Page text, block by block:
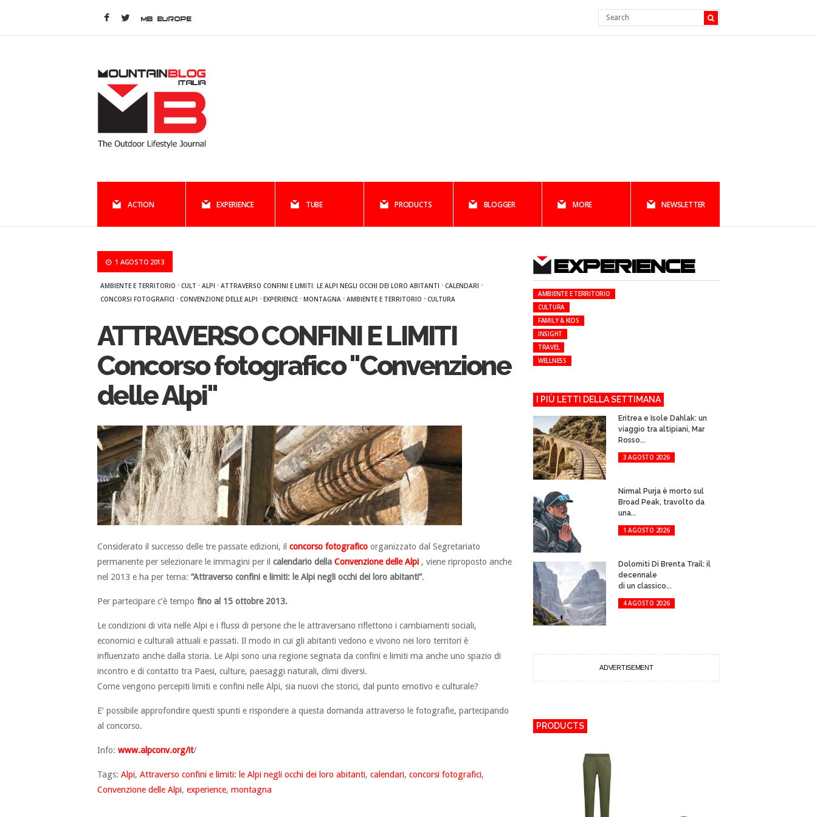
MB EUROPE
ACTION EXPERIENCE TUBE PRODUCTS BLOGGER MORE NEWSLETTER
1 AGOSTO 2013
AMBIENTE E TERRITORIO · CULT · ALPI · ATTRAVERSO CONFINI E LIMITI: LE ALPI NEGLI OCCHI DEI LORO ABITANTI · CALENDARI ·
CONCORSI FOTOGRAFICI · CONVENZIONE DELLE ALPI · EXPERIENCE · MONTAGNA · AMBIENTE E TERRITORIO · CULTURA
ATTRAVERSO CONFINI E LIMITI
Concorso fotografico "Convenzione
delle Alpi"
Considerato il successo delle tre passate edizioni, il concorso fotografico organizzato dal Segretariato
permanente per selezionare le immagini per il calendario della Convenzione delle Alpi , viene riproposto anche
nel 2013 e ha per tema: “Attraverso confini e limiti: le Alpi negli occhi dei loro abitanti”.
Per partecipare c’è tempo fino al 15 ottobre 2013.
Le condizioni di vita nelle Alpi e i flussi di persone che le attraversano riflettono i cambiamenti sociali,
economici e culturali attuali e passati. Il modo in cui gli abitanti vedono e vivono nei loro territori è
influenzato anche dalla storia. Le Alpi sono una regione segnata da confini e limiti ma anche uno spazio di
incontro e di contatto tra Paesi, culture, paesaggi naturali, climi diversi.
Come vengono percepiti limiti e confini nelle Alpi, sia nuovi che storici, dal punto emotivo e culturale?
E’ possibile approfondire questi spunti e rispondere a questa domanda attraverso le fotografie, partecipando
al concorso.
Info: www.alpconv.org/it/
Tags: Alpi, Attraverso confini e limiti: le Alpi negli occhi dei loro abitanti, calendari, concorsi fotografici,
Convenzione delle Alpi, experience, montagna
EXPERIENCE
AMBIENTE E TERRITORIO
CULTURA
FAMILY & KIDS
INSIGHT
TRAVEL
WELLNESS
I PIÙ LETTI DELLA SETTIMANA
Eritrea e Isole Dahlak: un
viaggio tra altipiani, Mar
Rosso...
3 AGOSTO 2026
Nirmal Purja è morto sul
Broad Peak, travolto da
una...
1 AGOSTO 2026
Dolomiti Di Brenta Trail: il
decennale
di un classico...
4 AGOSTO 2026
ADVERTISEMENT
PRODUCTS